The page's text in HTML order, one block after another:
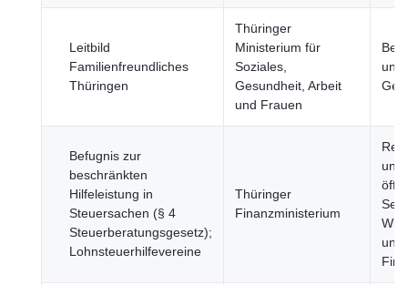
Leitbild
Familienfreundliches
Thüringen
Thüringer
Ministerium für
Soziales,
Gesundheit, Arbeit
und Frauen
und
Befugnis zur
beschränkten
Hilfeleistung in
Steuersachen (§ 4
Steuerberatungsgesetz);
Lohnsteuerhilfevereine
Thüringer
Finanzministerium
und
und